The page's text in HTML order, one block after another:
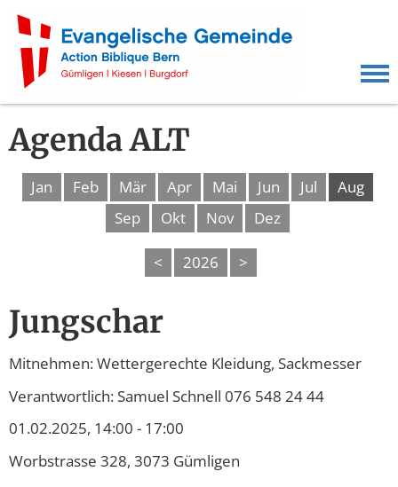
Agenda ALT
Jan Feb Mär Apr Mai Jun Jul
Aug
Sep
Okt Nov Dez
< 2026 >
Jungschar
Mitnehmen: Wettergerechte Kleidung, Sackmesser
Verantwortlich: Samuel Schnell 076 548 24 44
01.02.2025, 14:00 - 17:00
Worbstrasse 328, 3073 Gümligen